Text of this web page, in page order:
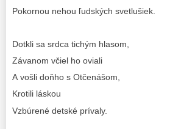
Pokornou nehou ľudských svetlušiek.
Dotkli sa srdca tichým hlasom,
Závanom včiel ho oviali
A vošli doňho s Otčenášom,
Krotili láskou
Vzbúrené detské prívaly.